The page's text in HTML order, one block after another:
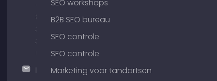
89
380
375
hallo@timospecht.de
SEO workshops
B2B SEO bureau
SEO controle
SEO controle
Marketing voor tandartsen